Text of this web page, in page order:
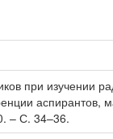
при изучении
аспирантов,
– С. 34–36.